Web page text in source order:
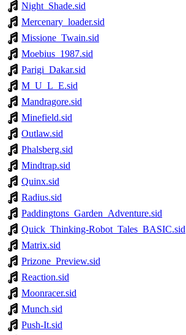
Night_Shade.sid
Mercenary_loader.sid
Missione_Twain.sid
Moebius_1987.sid
Parigi_Dakar.sid
M_U_L_E.sid
Mandragore.sid
Minefield.sid
Outlaw.sid
Phalsberg.sid
Mindtrap.sid
Quinx.sid
Radius.sid
Paddingtons_Garden_Adventure.sid
Quick_Thinking-Robot_Tales_BASIC.sid
Matrix.sid
Prizone_Preview.sid
Reaction.sid
Moonracer.sid
Munch.sid
Push-It.sid